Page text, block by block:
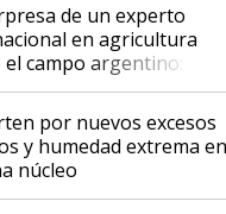
de un experto
en agricultura
campo argentino:
muy impresionado"
por nuevos excesos
y humedad extrema en
núcleo